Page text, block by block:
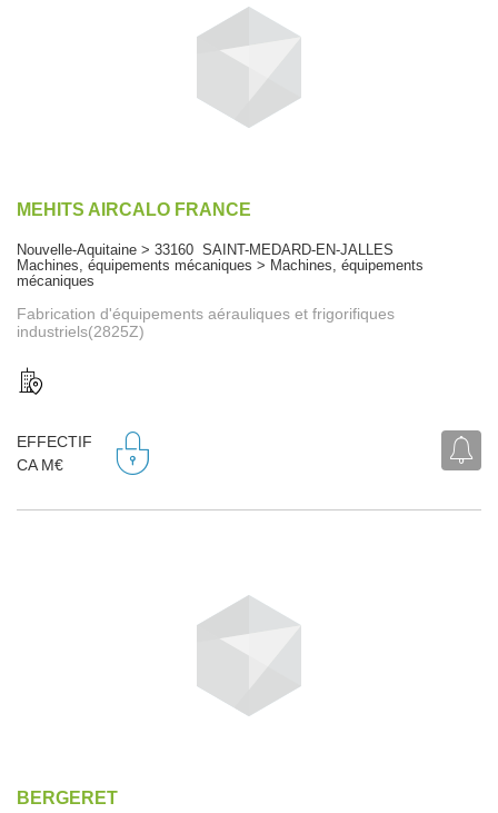
MEHITS AIRCALO FRANCE
Nouvelle-Aquitaine > 33160 SAINT-MEDARD-EN-JALLES
Machines, équipements mécaniques > Machines, équipements
mécaniques
Fabrication d'équipements aérauliques et frigorifiques
industriels(2825Z)
EFFECTIF
CA M€
BERGERET